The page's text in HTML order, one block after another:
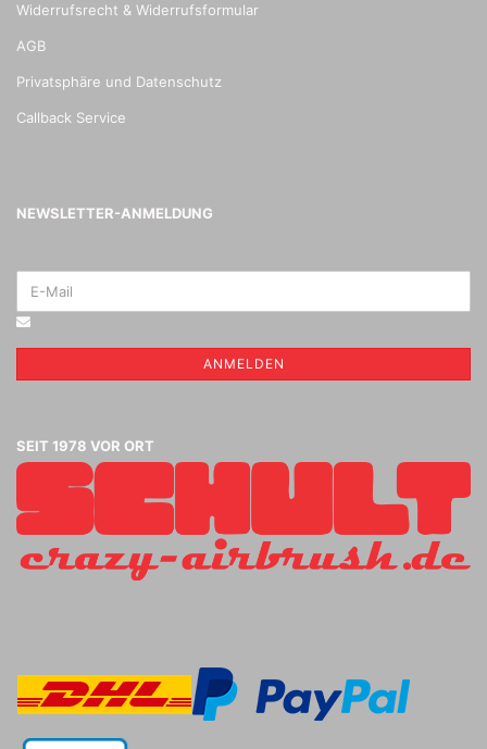
Widerrufsrecht & Widerrufsformular
AGB
Privatsphäre und Datenschutz
Callback Service
NEWSLETTER-ANMELDUNG
ANMELDEN
SEIT 1978 VOR ORT